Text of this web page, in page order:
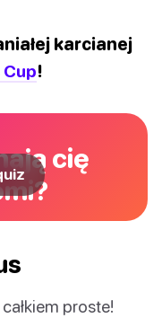
karcianej
!
cię
proste!